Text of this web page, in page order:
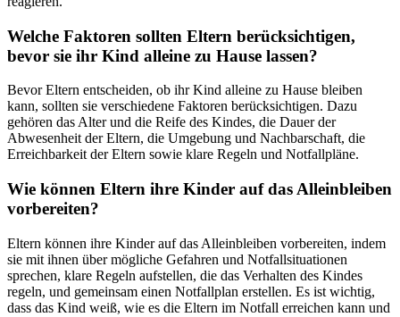
Welche Faktoren sollten Eltern berücksichtigen,
bevor sie ihr Kind alleine zu Hause lassen?
Bevor Eltern entscheiden, ob ihr Kind alleine zu Hause bleiben
kann, sollten sie verschiedene Faktoren berücksichtigen. Dazu
gehören das Alter und die Reife des Kindes, die Dauer der
Abwesenheit der Eltern, die Umgebung und Nachbarschaft, die
Erreichbarkeit der Eltern sowie klare Regeln und Notfallpläne.
Wie können Eltern ihre Kinder auf das Alleinbleiben
vorbereiten?
Eltern können ihre Kinder auf das Alleinbleiben vorbereiten, indem
sie mit ihnen über mögliche Gefahren und Notfallsituationen
sprechen, klare Regeln aufstellen, die das Verhalten des Kindes
regeln, und gemeinsam einen Notfallplan erstellen. Es ist wichtig,
dass das Kind weiß, wie es die Eltern im Notfall erreichen kann und